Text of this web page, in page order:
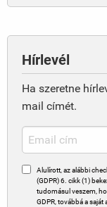
Hírlevél
Ha szeretne
mail címét.
Alulírott, az alábbi
(GDPR) 6. cikk (1)
tudomásul veszem,
GDPR, továbbá a saját